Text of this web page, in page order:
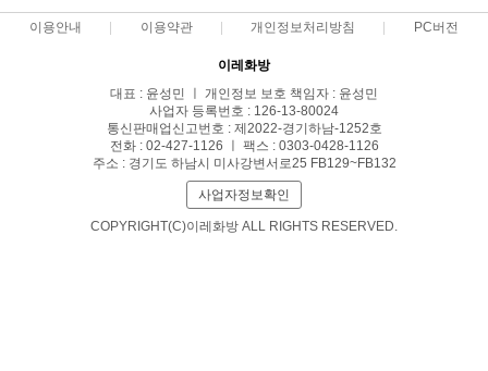
이용안내 이용약관 개인정보처리방침 PC버전
이레화방
대표 : 윤성민 ㅣ 개인정보 보호 책임자 : 윤성민
사업자 등록번호 : 126-13-80024
통신판매업신고번호 : 제2022-경기하남-1252호
전화 : 02-427-1126 ㅣ 팩스 : 0303-0428-1126
주소 : 경기도 하남시 미사강변서로25 FB129~FB132
사업자정보확인
COPYRIGHT(C)이레화방 ALL RIGHTS RESERVED.